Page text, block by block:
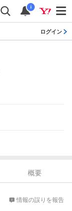
i
ログイン
概要
情報の誤りを報告